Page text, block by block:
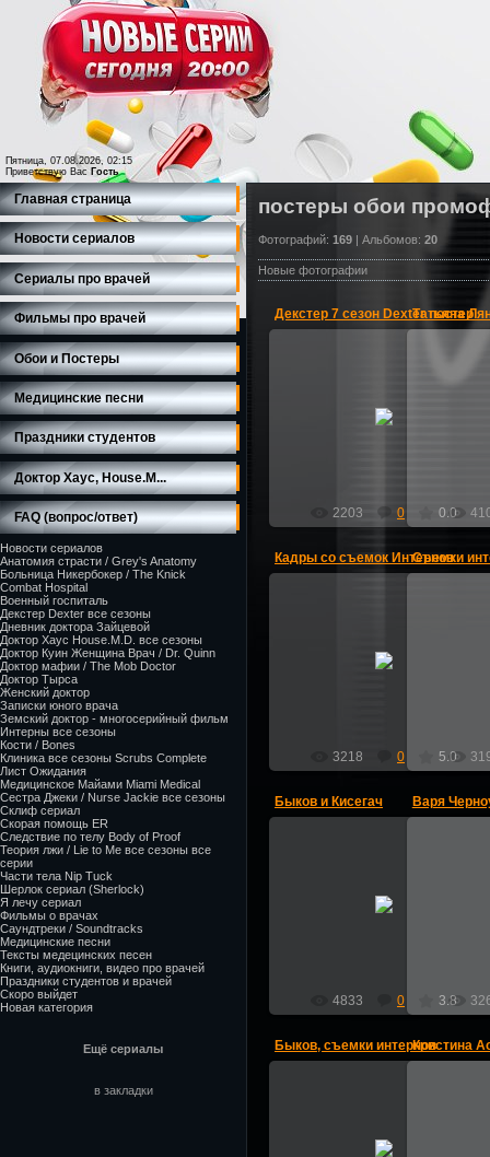
Пятница, 07.08.2026, 02:15
Приветствую Вас Гость
Главная страница
Новости сериалов
Сериалы про врачей
Фильмы про врачей
Обои и Постеры
Медицинские песни
Праздники студентов
Доктор Хаус, House.M...
FAQ (вопрос/ответ)
Новости сериалов
Анатомия страсти / Grey's Anatomy
Больница Никербокер / The Knick
Combat Hospital
Военный госпиталь
Декстер Dexter все сезоны
Дневник доктора Зайцевой
Доктор Хаус House.M.D. все сезоны
Доктор Куин Женщина Врач / Dr. Quinn
Доктор мафии / The Mob Doctor
Доктор Тырса
Женский доктор
Записки юного врача
Земский доктор - многосерийный фильм
Интерны все сезоны
Кости / Bones
Клиника все сезоны Scrubs Complete
Лист Ожидания
Медицинское Майами Miami Medical
Сестра Джеки / Nurse Jackie все сезоны
Склиф сериал
Скорая помощь ER
Следствие по телу Body of Proof
Теория лжи / Lie to Me все сезоны все
серии
Части тела Nip Tuck
Шерлок сериал (Sherlock)
Я лечу сериал
Фильмы о врачах
Саундтреки / Soundtracks
Медицинские песни
Тексты медецинских песен
Книги, аудиокниги, видео про врачей
Праздники студентов и врачей
Скоро выйдет
Новая категория
Ещё сериалы
в закладки
постеры обои
Фотографий: 169 | Альбомов: 20
Новые фотографии
Декстер 7 сезон Dexter постер
постер к 7 сезону Декстер /
Dexter
2203 0 0.0
Кадры со съемок Интернов
3218 0 5.0
Съемки
Быков и Кисегач
4833 0 3.8
Варя
Быков, съемки интерновКристина